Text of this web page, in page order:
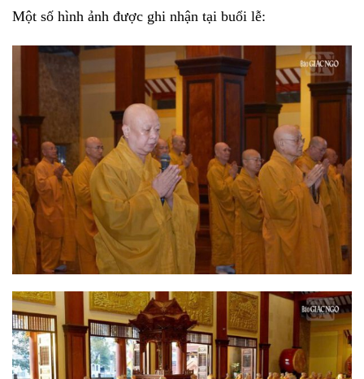
Một số hình ảnh được ghi nhận tại buổi lễ: